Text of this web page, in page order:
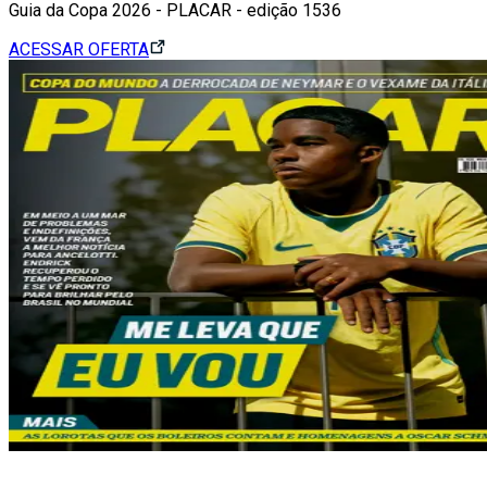
Guia da Copa 2026 - PLACAR - edição 1536
ACESSAR OFERTA